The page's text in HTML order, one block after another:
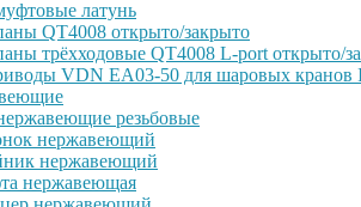
латунь
QT4008 открыто/закрыто
трёхходовые QT4008 L-port открыто/
VDN EA03-50 для шаровых кранов
резьбовые
нержавеющий
нержавеющий
нержавеющая